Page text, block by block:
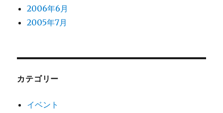
2006年6月
2005年7月
カテゴリー
イベント